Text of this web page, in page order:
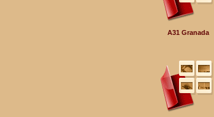
A31 Granada